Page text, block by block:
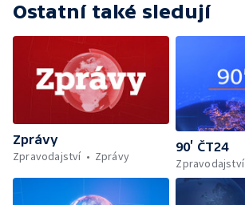
Ostatní také sledují
Zprávy
Zpravodajství
Zprávy
90’ ČT24
Zpravodajství